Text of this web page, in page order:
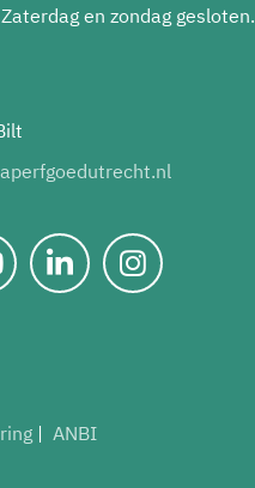
en zondag gesloten.
ANBI